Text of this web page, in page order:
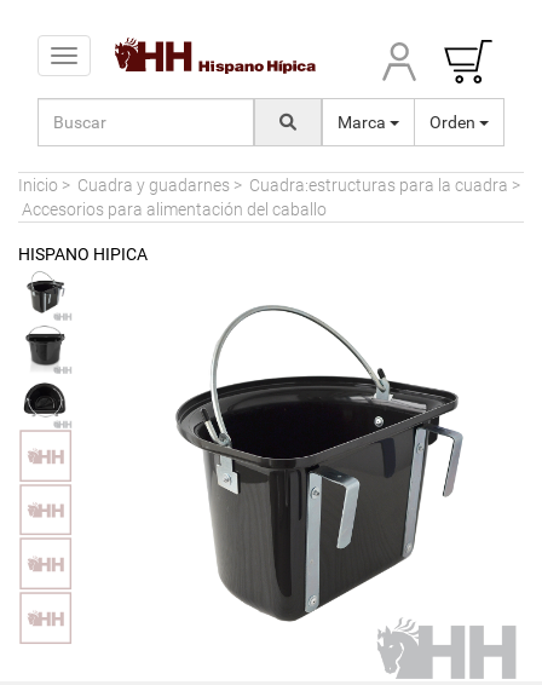
Toggle navigation
Marca Orden
Inicio > Cuadra y guadarnes > Cuadra:estructuras para la cuadra >
Accesorios para alimentación del caballo
HISPANO HIPICA